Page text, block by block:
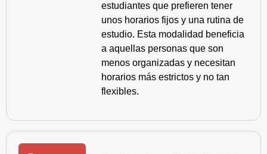
estudiantes que prefieren tener
unos horarios fijos y una rutina de
estudio. Esta modalidad beneficia
a aquellas personas que son
menos organizadas y necesitan
horarios más estrictos y no tan
flexibles.